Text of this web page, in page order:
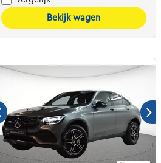
Bekijk wagen